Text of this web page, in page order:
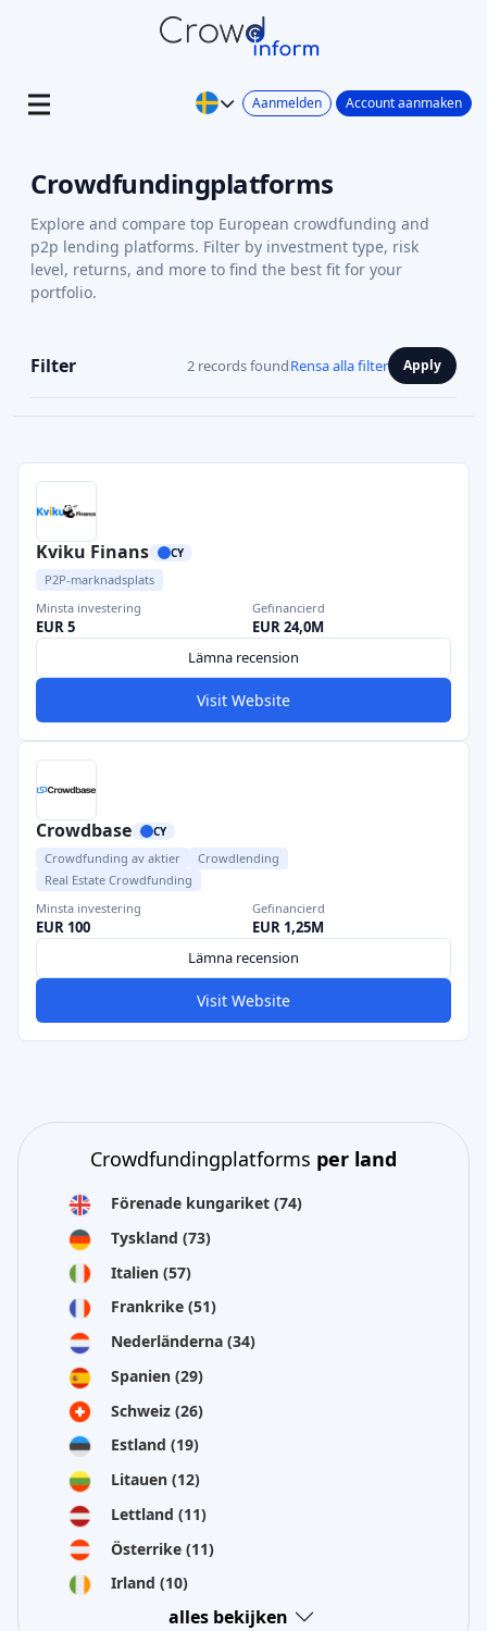
Aanmelden Account aanmaken
Crowdfundingplatforms
Explore and compare top European crowdfunding and
p2p lending platforms. Filter by investment type, risk
level, returns, and more to find the best fit for your
portfolio.
Filter 2 records foundRensa alla filter Apply
Kviku Finans CY
P2P-marknadsplats
Minsta investering
EUR 5
Gefinancierd
EUR 24,0M
Lämna recension
Visit Website
Crowdbase CY
Crowdfunding av aktier
Crowdlending
Real Estate Crowdfunding
Minsta investering
EUR 100
Gefinancierd
EUR 1,25M
Lämna recension
Visit Website
Crowdfundingplatforms per land
Förenade kungariket (74)
Tyskland (73)
Italien (57)
Frankrike (51)
Nederländerna (34)
Spanien (29)
Schweiz (26)
Estland (19)
Litauen (12)
Lettland (11)
Österrike (11)
Irland (10)
alles bekijken